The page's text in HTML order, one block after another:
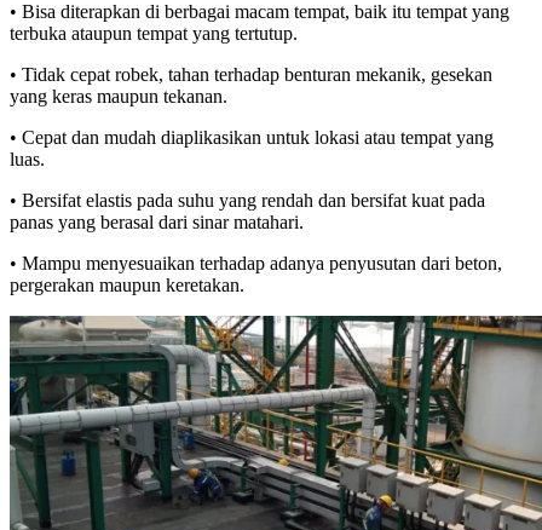
• Bisa diterapkan di berbagai macam tempat, baik itu tempat yang
terbuka ataupun tempat yang tertutup.
• Tidak cepat robek, tahan terhadap benturan mekanik, gesekan
yang keras maupun tekanan.
• Cepat dan mudah diaplikasikan untuk lokasi atau tempat yang
luas.
• Bersifat elastis pada suhu yang rendah dan bersifat kuat pada
panas yang berasal dari sinar matahari.
• Mampu menyesuaikan terhadap adanya penyusutan dari beton,
pergerakan maupun keretakan.